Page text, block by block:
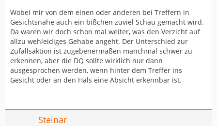
Wobei mir von dem einen oder anderen bei Treffern in
Gesichtsnähe auch ein bißchen zuviel Schau gemacht wird.
Da waren wir doch schon mal weiter, was den Verzicht auf
allzu wehleidiges Gehabe angeht. Der Unterschied zur
Zufallsaktion ist zugebenermaßen manchmal schwer zu
erkennen, aber die DQ sollte wirklich nur dann
ausgesprochen werden, wenn hinter dem Treffer ins
Gesicht oder an den Hals eine Absicht erkennbar ist.
Steinar